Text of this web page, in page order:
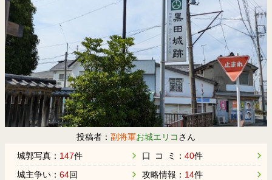
投稿者： 副将軍お城エリコさん
城郭写真： 147件
城主争い： 64回
口 コ ミ： 40件
攻略情報： 14件